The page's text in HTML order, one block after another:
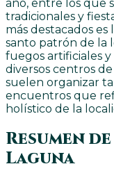
año, entre los que
tradicionales y
más destacados es
santo patrón de la
fuegos artificiales
diversos centros
suelen organizar
encuentros que
holístico de la
Resumen
Laguna